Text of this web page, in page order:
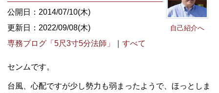
自己紹介へ
公開日：2014/07/10(木)
更新日：2022/09/08(木)
専務ブログ「5尺3寸5分法師」
すべて
センムです。
台風、心配ですが少し勢力も弱まったようで、ほっとしま